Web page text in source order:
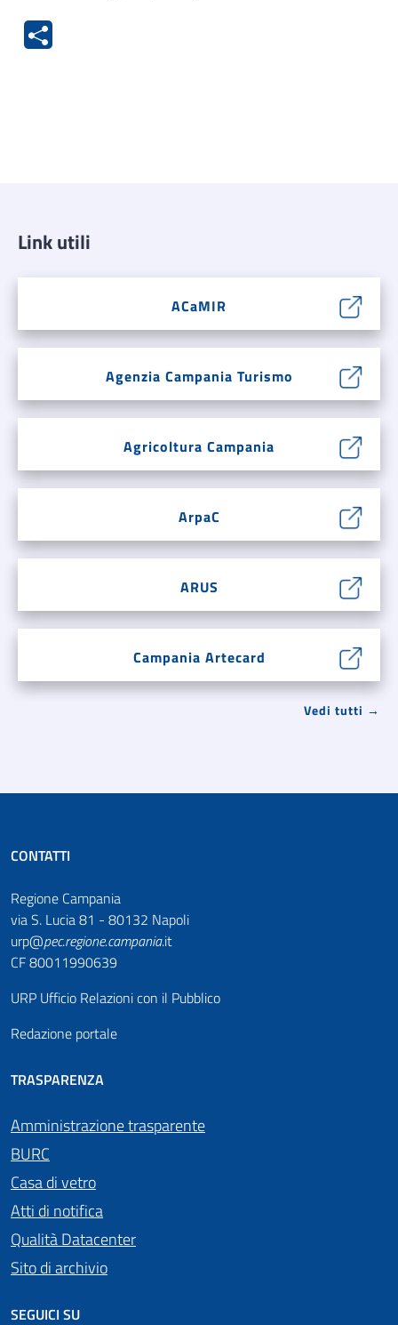
Link utili
ACaMIR
Agenzia Campania Turismo
Agricoltura Campania
ArpaC
ARUS
Campania Artecard
Vedi tutti →
CONTATTI
Regione Campania
via S. Lucia 81 - 80132 Napoli
urp@pec.regione.campania.it
CF 80011990639
URP Ufficio Relazioni con il Pubblico
Redazione portale
TRASPARENZA
Amministrazione trasparente
BURC
Casa di vetro
Atti di notifica
Qualità Datacenter
Sito di archivio
SEGUICI SU